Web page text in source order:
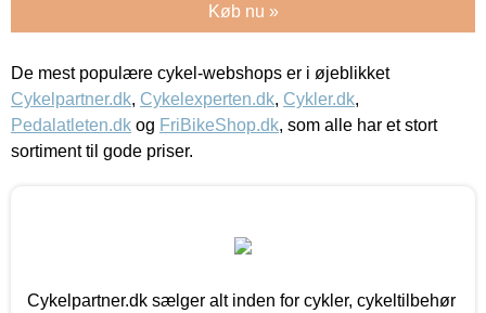
Køb nu »
De mest populære cykel-webshops er i øjeblikket
Cykelpartner.dk, Cykelexperten.dk, Cykler.dk,
Pedalatleten.dk og FriBikeShop.dk, som alle har et stort
sortiment til gode priser.
Cykelpartner.dk sælger alt inden for cykler, cykeltilbehør